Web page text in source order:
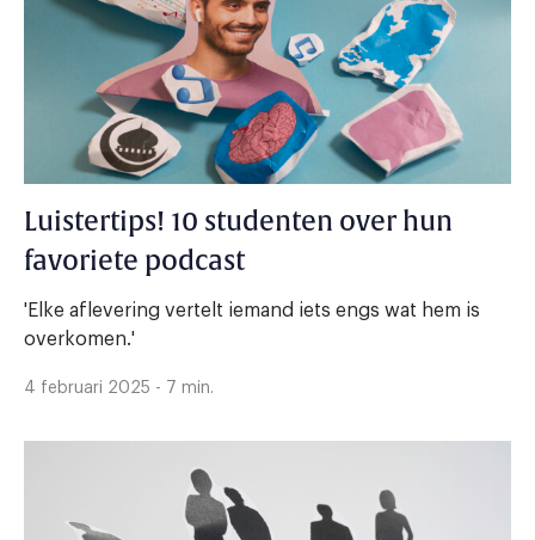
Luistertips! 10 studenten over hun
favoriete podcast
'Elke aflevering vertelt iemand iets engs wat hem is
overkomen.'
4 februari 2025 - 7 min.